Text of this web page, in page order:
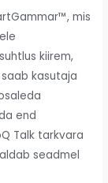
mis
kiirem,
kasutaja
end
Talk tarkvara
seadmel